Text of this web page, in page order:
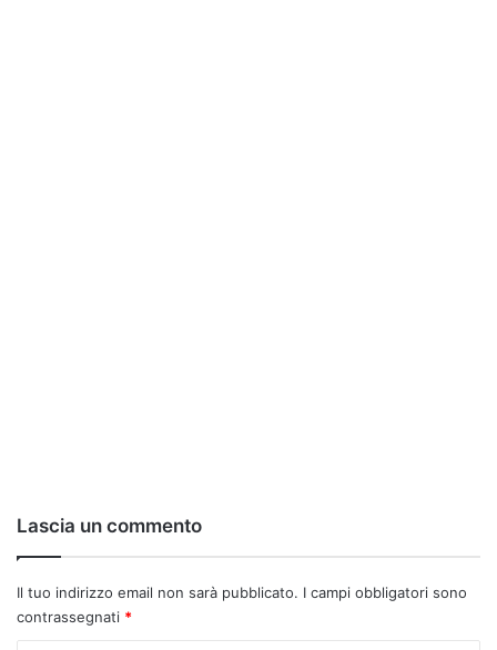
Lascia un commento
Il tuo indirizzo email non sarà pubblicato. I campi obbligatori sono
contrassegnati *